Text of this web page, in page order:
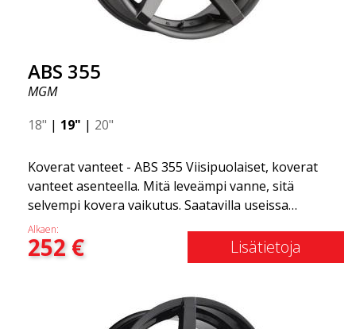
ABS 355
MGM
18" | 19" | 20"
Koverat vanteet - ABS 355 Viisipuolaiset, koverat
vanteet asenteella. Mitä leveämpi vanne, sitä
selvempi kovera vaikutus. Saatavilla useissa
väriyhdistelmissä: Musta kiillotetuilla puolilla, Täysin
hopea tai Mattaharmaa. Yhteensopiva useimpien
markkinoilla olevien automerkkien kanssa. Valitset
erittäin korkealaatuinen ja erittäin kestävä. Mikä on
tehnyt ABS355:stä niin suositun Ruotsissa? Malli on
Alkaen:
252€ Lisätietoja